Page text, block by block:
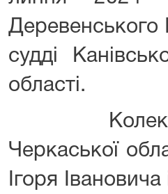
Деревенського
судді
області.
Колектив
Черкаської
Ігоря